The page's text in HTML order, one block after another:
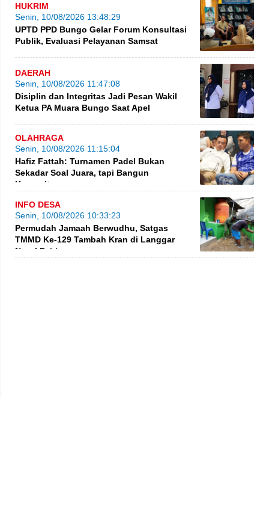
HUKRIM
Senin, 10/08/2026 13:48:29
UPTD PPD Bungo Gelar Forum Konsultasi
Publik, Evaluasi Pelayanan Samsat
DAERAH
Senin, 10/08/2026 11:47:08
Disiplin dan Integritas Jadi Pesan Wakil
Ketua PA Muara Bungo Saat Apel
OLAHRAGA
Senin, 10/08/2026 11:15:04
Hafiz Fattah: Turnamen Padel Bukan
Sekadar Soal Juara, tapi Bangun
Komunitas
INFO DESA
Senin, 10/08/2026 10:33:23
Permudah Jamaah Berwudhu, Satgas
TMMD Ke-129 Tambah Kran di Langgar
Nurul Fajri